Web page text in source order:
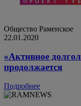
Общество Раменское
22.01.2020
«Активное
продолжается
Подробнее